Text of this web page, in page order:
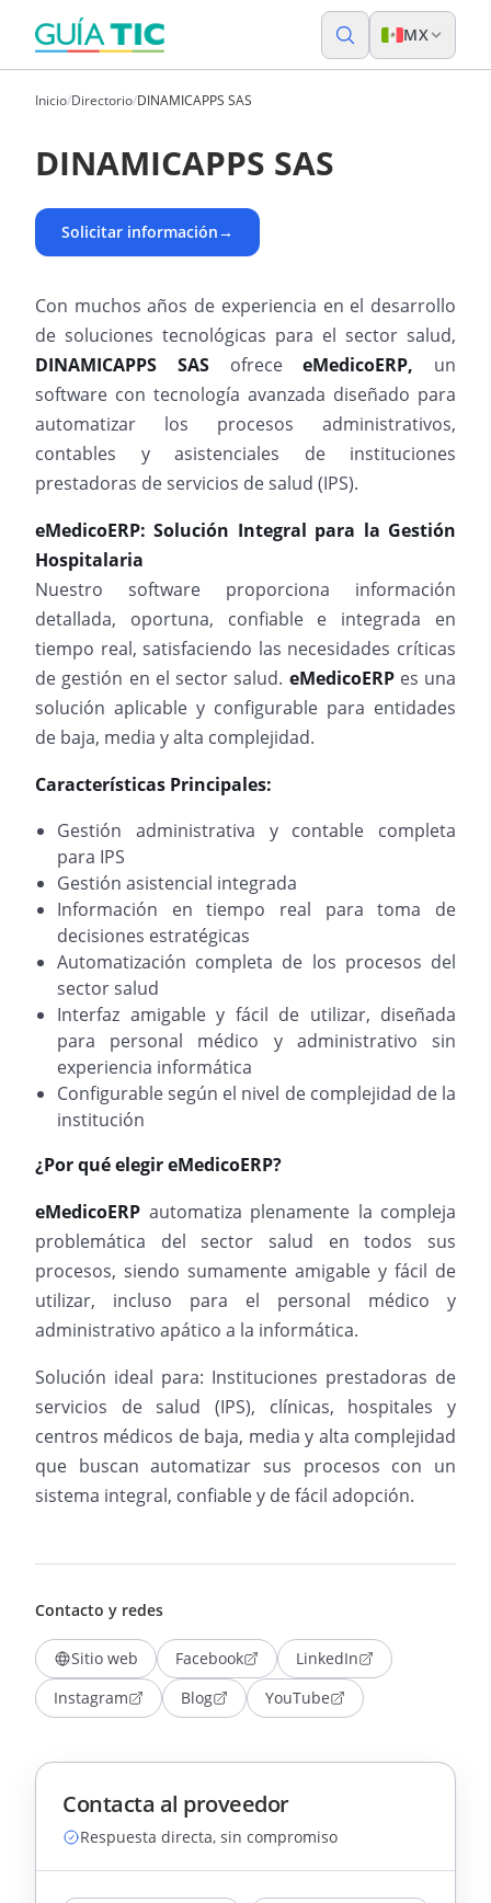
MX
Inicio/Directorio/DINAMICAPPS SAS
DINAMICAPPS SAS
Solicitar información→
Con muchos años de experiencia en el desarrollo
de soluciones tecnológicas para el sector salud,
DINAMICAPPS SASofreceeMedicoERP, un
software con tecnología avanzada diseñado para
automatizar los procesos administrativos,
contables y asistenciales de instituciones
prestadoras de servicios de salud (IPS).
eMedicoERP: Solución Integral para la Gestión
Hospitalaria
Nuestro software proporciona información
detallada, oportuna, confiable e integrada en
tiempo real, satisfaciendo las necesidades críticas
de gestión en el sector salud. eMedicoERPes una
solución aplicable y configurable para entidades
de baja, media y alta complejidad.
Características Principales:
Gestión administrativa y contable completa
para IPS
Gestión asistencial integrada
Información en tiempo real para toma de
decisiones estratégicas
Automatización completa de los procesos del
sector salud
Interfaz amigable y fácil de utilizar, diseñada
para personal médico y administrativo sin
experiencia informática
Configurable según el nivel de complejidad de la
institución
¿Por qué elegir eMedicoERP?
eMedicoERP automatiza plenamente la compleja
problemática del sector salud en todos sus
procesos, siendo sumamente amigable y fácil de
utilizar, incluso para el personal médico y
administrativo apático a la informática.
Solución ideal para: Instituciones prestadoras de
servicios de salud (IPS), clínicas, hospitales y
centros médicos de baja, media y alta complejidad
que buscan automatizar sus procesos con un
sistema integral, confiable y de fácil adopción.
Contacto y redes
Sitio web Facebook
LinkedIn
Instagram
Blog YouTube
Contacta al proveedor
Respuesta directa, sin compromiso